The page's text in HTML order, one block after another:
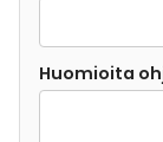
Huomioita